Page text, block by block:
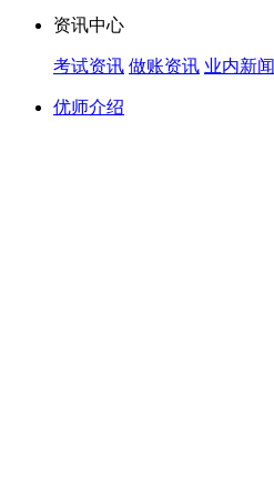
资讯中心
考试资讯 做账资讯 业内新闻
优师介绍